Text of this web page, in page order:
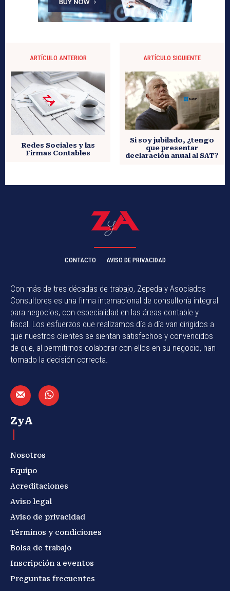
ARTÍCULO ANTERIOR
Redes Sociales y las
Firmas Contables
ARTÍCULO SIGUIENTE
Si soy jubilado, ¿tengo
que presentar
declaración anual al SAT?
CONTACTO AVISO DE PRIVACIDAD
Con más de tres décadas de trabajo, Zepeda y Asociados
Consultores es una firma internacional de consultoría integral
para negocios, con especialidad en las áreas contable y
fiscal. Los esfuerzos que realizamos día a día van dirigidos a
que nuestros clientes se sientan satisfechos y convencidos
de que, al permitirnos colaborar con ellos en su negocio, han
tomado la decisión correcta.
ZyA
Nosotros
Equipo
Acreditaciones
Aviso legal
Aviso de privacidad
Términos y condiciones
Bolsa de trabajo
Inscripción a eventos
Preguntas frecuentes